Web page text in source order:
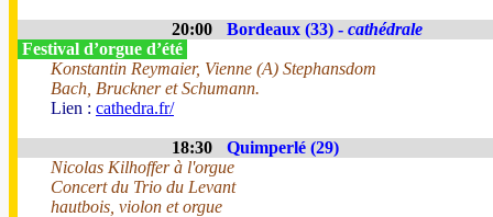
20:00 Bordeaux (33) - cathédrale
Festival d’orgue d’été
Konstantin Reymaier, Vienne (A) Stephansdom
Bach, Bruckner et Schumann.
Lien : cathedra.fr/
18:30
Quimperlé (29)
Nicolas Kilhoffer à l'orgue
Concert du Trio du Levant
hautbois, violon et orgue